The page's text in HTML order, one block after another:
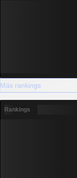
Más rankings
Rankings